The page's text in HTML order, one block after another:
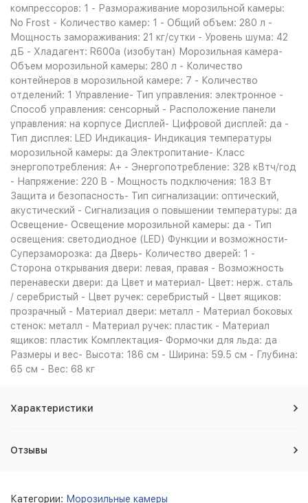
компрессоров: 1 - Размораживание морозильной камеры:
No Frost - Количество камер: 1 - Общий объем: 280 л -
Мощность замораживания: 21 кг/сутки - Уровень шума: 42
дБ - Хладагент: R600a (изобутан) Морозильная камера-
Объем морозильной камеры: 280 л - Количество
контейнеров в морозильной камере: 7 - Количество
отделений: 1 Управление- Тип управления: электронное -
Способ управления: сенсорный - Расположение панели
управления: на корпусе Дисплей- Цифровой дисплей: да -
Тип дисплея: LED Индикация- Индикация температуры
морозильной камеры: да Электропитание- Класс
энергопотребления: A+ - Энергопотребление: 328 кВтч/год
- Напряжение: 220 B - Мощность подключения: 183 Вт
Защита и безопасность- Тип сигнализации: оптический,
акустический - Сигнализация о повышении температуры: да
Освещение- Освещение морозильной камеры: да - Тип
освещения: светодиодное (LED) Функции и возможности-
Суперзаморозка: да Дверь- Количество дверей: 1 -
Сторона открывания двери: левая, правая - Возможность
перенавески двери: да Цвет и материал- Цвет: нерж. сталь
/ серебристый - Цвет ручек: серебристый - Цвет ящиков:
прозрачный - Материал двери: металл - Материал боковых
стенок: металл - Материал ручек: пластик - Материал
ящиков: пластик Комплектация- Формочки для льда: да
Размеры и вес- Высота: 186 см - Ширина: 59.5 см - Глубина:
65 см - Вес: 68 кг
Характеристики
Отзывы
Категории: Морозильные камеры